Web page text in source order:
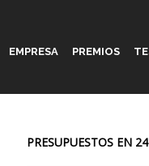
EMPRESA PREMIOS
PRESUPUESTOS EN